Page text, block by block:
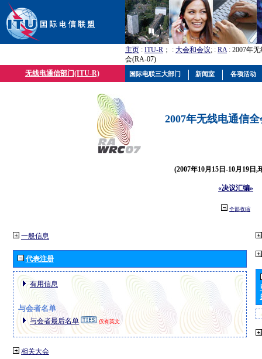
主页 : ITU-R ； : 大会和会议; : RA: 2007年
会(RA-07)
无线电通信部门(ITU-R)
2007年无线电通信
(2007年10月15日-10月19日,
«决议汇编»
全部收缩
一般信息
代表注册
有用信息
与会者名单
与会者最后名单 仅有英文
相关大会
国际电联三大部门 新闻室 各项活动